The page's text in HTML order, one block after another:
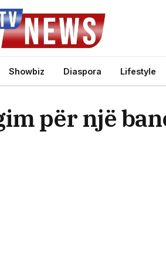
Showbiz Diaspora Lifestyle
për një